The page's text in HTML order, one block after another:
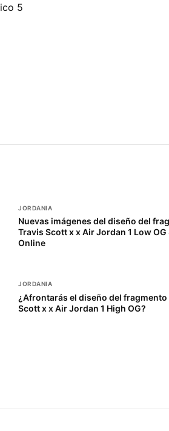
JORDANIA
Nuevas imágenes del diseño del
Travis Scott x x Air Jordan 1 Low
Online
JORDANIA
¿Afrontarás el diseño del fragmento
Scott x x Air Jordan 1 High OG?